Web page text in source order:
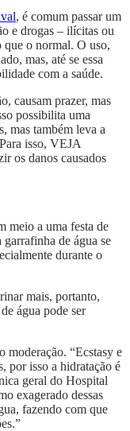
, é comum passar um
e drogas – ilícitas ou
que o normal. O uso,
mas, até se essa
com a saúde.
causam prazer, mas
possibilita uma
mas também leva a
isso, VEJA
os danos causados
meio a uma festa de
de água se
durante o
mais, portanto,
água pode ser
moderação. “Ecstasy e
por isso a hidratação é
geral do Hospital
exagerado dessas
fazendo com que